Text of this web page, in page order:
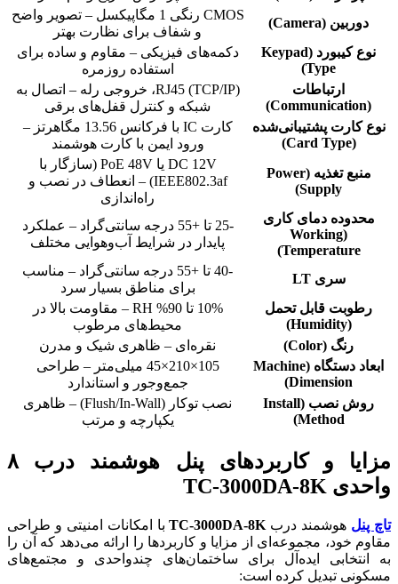
دوربین (Camera)
CMOS رنگی 1 مگاپیکسل – تصویر واضح
و شفاف برای نظارت بهتر
نوع کیبورد (Keypad
Type)
دکمه‌های فیزیکی – مقاوم و ساده برای
استفاده روزمره
ارتباطات
(Communication)
RJ45 (TCP/IP)، خروجی رله – اتصال به
شبکه و کنترل قفل‌های برقی
نوع کارت پشتیبانی‌شده
(Card Type)
کارت IC با فرکانس 13.56 مگاهرتز –
ورود ایمن با کارت هوشمند
منبع تغذیه (Power
Supply)
DC 12V یا PoE 48V (سازگار با
IEEE802.3af) – انعطاف در نصب و
راه‌اندازی
محدوده دمای کاری
(Working
Temperature)
-25 تا +55 درجه سانتی‌گراد – عملکرد
پایدار در شرایط آب‌وهوایی مختلف
سری LT
-40 تا +55 درجه سانتی‌گراد – مناسب
برای مناطق بسیار سرد
رطوبت قابل تحمل
(Humidity)
10% تا 90% RH – مقاومت بالا در
محیط‌های مرطوب
رنگ (Color)
نقره‌ای – ظاهری شیک و مدرن
ابعاد دستگاه (Machine
Dimension)
105×210×45 میلی‌متر – طراحی
جمع‌وجور و استاندارد
روش نصب (Install
Method)
نصب توکار (Flush/In-Wall) – ظاهری
یکپارچه و مرتب
مزایا و کاربردهای پنل هوشمند درب ۸
واحدی TC-3000DA-8K
تاچ پنل هوشمند درب TC-3000DA-8Kبا امکانات امنیتی و طراحی
مقاوم خود، مجموعه‌ای از مزایا و کاربردها را ارائه می‌دهد که آن را
به انتخابی ایده‌آل برای ساختمان‌های چندواحدی و مجتمع‌های
مسکونی تبدیل کرده است: